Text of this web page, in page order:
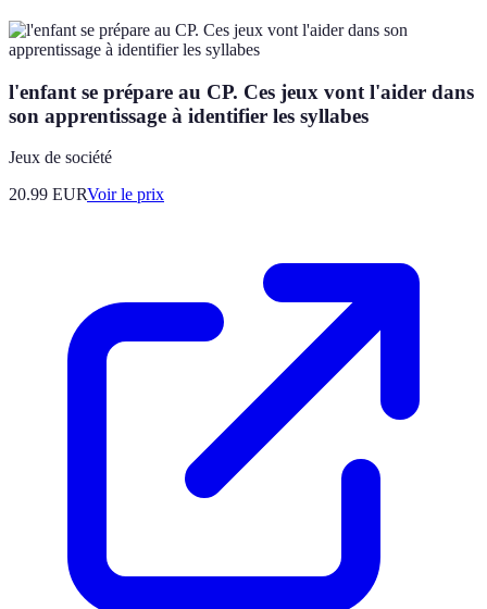
l'enfant se prépare au CP. Ces jeux vont l'aider dans
son apprentissage à identifier les syllabes
Jeux de société
20.99 EURVoir le prix